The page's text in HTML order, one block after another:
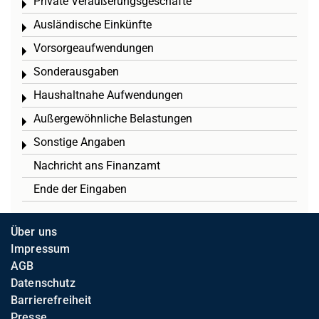
Toggle menu
Ausländische Einkünfte
Toggle menu
Vorsorgeaufwendungen
Toggle menu
Sonderausgaben
Toggle menu
Haushaltnahe Aufwendungen
Toggle menu
Außergewöhnliche Belastungen
Toggle menu
Sonstige Angaben
Toggle menu
Nachricht ans Finanzamt
Ende der Eingaben
Über uns
Impressum
AGB
Datenschutz
Barrierefreiheit